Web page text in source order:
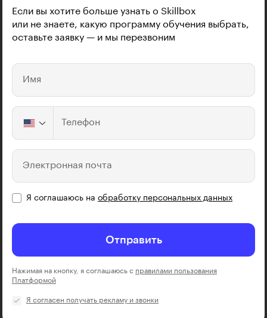
Если вы хотите больше узнать о Skillbox
или не знаете, какую программу обучения выбрать,
оставьте заявку — и мы перезвоним
Имя
Телефон
Электронная почта
Я соглашаюсь на обработку персональных данных
Отправить
Нажимая на кнопку, я соглашаюсь с правилами пользования
Платформой
Я согласен получать рекламу и звонки